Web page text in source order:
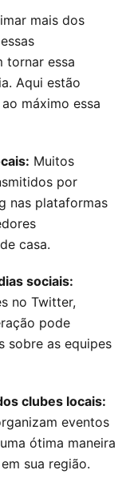
mais dos
tornar essa
Aqui estão
máximo essa
Muitos
por
nas plataformas
casa.
sociais:
no Twitter,
pode
sobre as equipes
clubes locais:
eventos
ótima maneira
sua região.